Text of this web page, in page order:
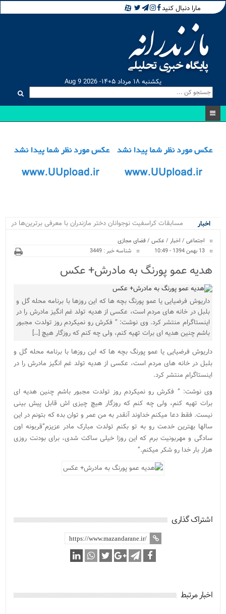
مارا دنبال کنید
یکشنبه ۱۸ مرداد ۱۴۰۵- Aug 9 2026
اخبار
مسابقات کراسفیت نوجوانان دختر مازندران با معرفی برترین‌ها در
اجتماعی / اخبار / عکس /فضای مجازی
13 بهمن 1394 - 10:49
شناسه خبر : 3449
هدیه عمو پورنگ به مادرش+ عکس
داریوش فرضیایی یا عمو پورنگ بچه ها که این روزها با برنامه محله گل و
بلبل در خانه های مردم است، عکسی از هدیه تولد غم انگیز مادرش را در
اینستاگرام منتشر کرد. وی نوشت: ” فکرش رو نمیکردم روز تولدت مجبور
باشم چنین هدیه ای برات تهیه کنم، ولی چه کنم که روزگار هیچ […]
داریوش فرضیایی یا عمو پورنگ بچه ها که این روزها با برنامه محله گل و
بلبل در خانه های مردم است، عکسی از هدیه تولد غم انگیز مادرش را در
اینستاگرام منتشر کرد.
وی نوشت: ” فکرش رو نمیکردم روز تولدت مجبور باشم چنین هدیه ای
برات تهیه کنم، ولی چه کنم که روزگار هیچ چیزی اش قابل پیش بینی
نیست. فقط دعا میکنم خداوند آنقدر به من عمر و توان بده که بتونم در این
سالها بهترین خدمت رو به تو بکنم تولدت مبارک مادر عزیزم”قربونه اون
سادگی و مهربونیت برم که این روزا خیلی ساکت شدی، برای بودنت روزی
هزار بار خدا رو شکر میکنم.”
اشتراک گذاری
اخبار مرتبط